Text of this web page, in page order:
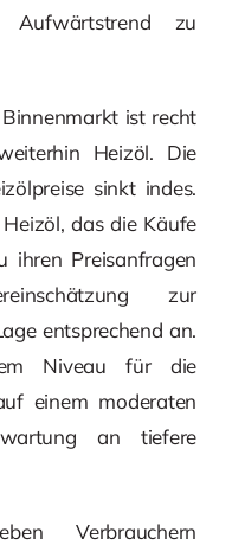
Aufwärtstrend zu
ist recht
Heizöl. Die
sinkt indes.
das die Käufe
ihren Preisanfragen
zur
entsprechend an.
Niveau für die
einem moderaten
an tiefere
Verbrauchern